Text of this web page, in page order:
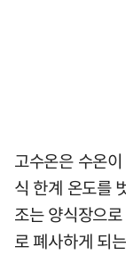
고수온은 수온
식 한계 온도를
조는 양식장으
로 폐사하게 되